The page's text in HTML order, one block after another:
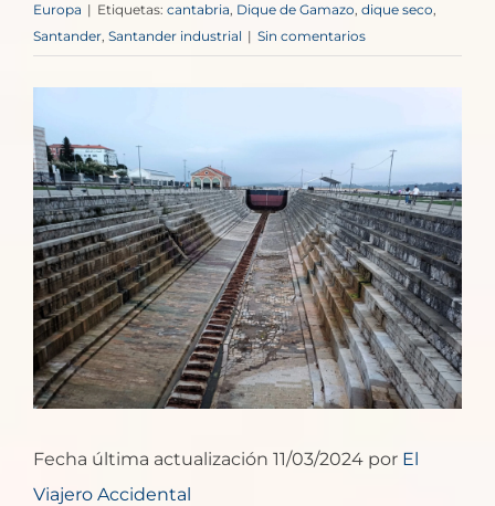
Europa | Etiquetas: cantabria, Dique de Gamazo, dique seco,
Santander, Santander industrial | Sin comentarios
imagen
más
grande
Fecha última actualización 11/03/2024 por El
Viajero Accidental